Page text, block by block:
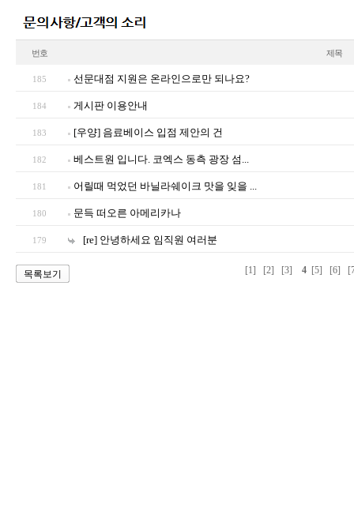
번호 제목
185 선문대점 지원은 온라인으로만 되나요?
184 게시판 이용안내
183 [우양] 음료베이스 입점 제안의 건
182 베스트원 입니다. 코엑스 동측 광장 섬...
181 어릴때 먹었던 바닐라쉐이크 맛을 잊을 ...
180 문득 떠오른 아메리카나
179 [re] 안녕하세요 임직원 여러분
목록보기 [1] [2] [3] 4 [5] [6]